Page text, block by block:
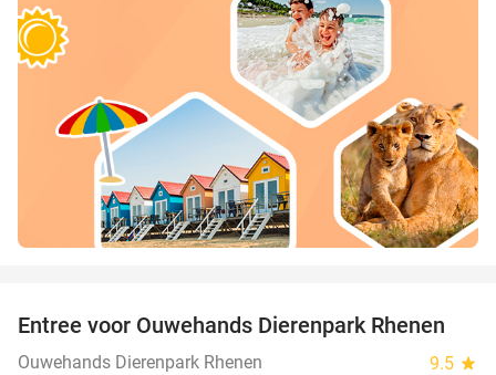
19%
Entree voor Ouwehands Dierenpark Rhenen
Ouwehands Dierenpark Rhenen 9.5 star